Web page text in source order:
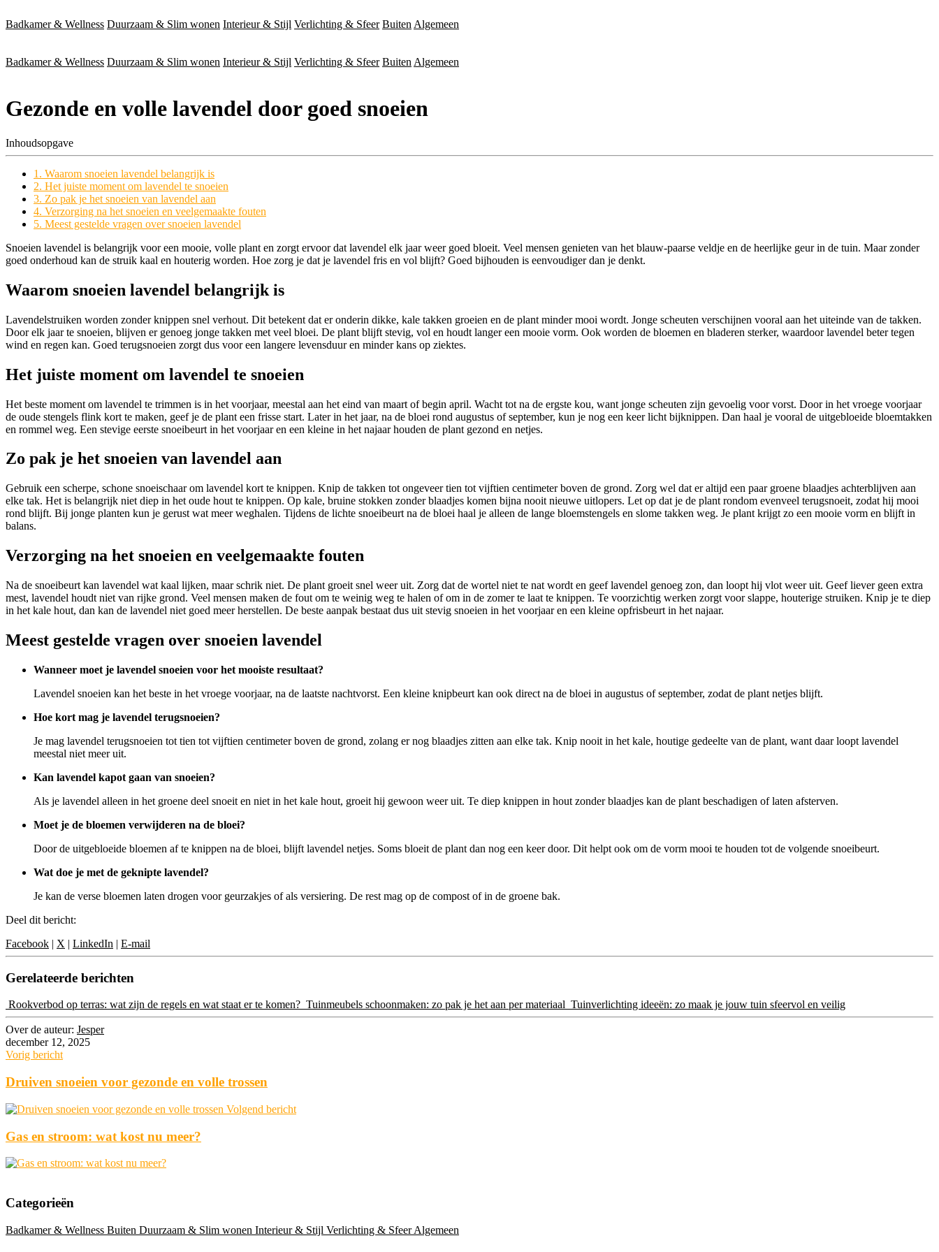
Badkamer & Wellness Duurzaam & Slim wonen Interieur & Stijl Verlichting & Sfeer Buiten Algemeen
Badkamer & Wellness Duurzaam & Slim wonen Interieur & Stijl Verlichting & Sfeer Buiten Algemeen
Gezonde en volle lavendel door goed snoeien
Inhoudsopgave
1. Waarom snoeien lavendel belangrijk is
2. Het juiste moment om lavendel te snoeien
3. Zo pak je het snoeien van lavendel aan
4. Verzorging na het snoeien en veelgemaakte fouten
5. Meest gestelde vragen over snoeien lavendel
Snoeien lavendel is belangrijk voor een mooie, volle plant en zorgt ervoor dat lavendel elk jaar weer goed bloeit. Veel mensen genieten van het blauw-paarse veldje en de heerlijke geur in de tuin. Maar zonder
goed onderhoud kan de struik kaal en houterig worden. Hoe zorg je dat je lavendel fris en vol blijft? Goed bijhouden is eenvoudiger dan je denkt.
Waarom snoeien lavendel belangrijk is
Lavendelstruiken worden zonder knippen snel verhout. Dit betekent dat er onderin dikke, kale takken groeien en de plant minder mooi wordt. Jonge scheuten verschijnen vooral aan het uiteinde van de takken.
Door elk jaar te snoeien, blijven er genoeg jonge takken met veel bloei. De plant blijft stevig, vol en houdt langer een mooie vorm. Ook worden de bloemen en bladeren sterker, waardoor lavendel beter tegen
wind en regen kan. Goed terugsnoeien zorgt dus voor een langere levensduur en minder kans op ziektes.
Het juiste moment om lavendel te snoeien
Het beste moment om lavendel te trimmen is in het voorjaar, meestal aan het eind van maart of begin april. Wacht tot na de ergste kou, want jonge scheuten zijn gevoelig voor vorst. Door in het vroege voorjaar
de oude stengels flink kort te maken, geef je de plant een frisse start. Later in het jaar, na de bloei rond augustus of september, kun je nog een keer licht bijknippen. Dan haal je vooral de uitgebloeide bloemtakken
en rommel weg. Een stevige eerste snoeibeurt in het voorjaar en een kleine in het najaar houden de plant gezond en netjes.
Zo pak je het snoeien van lavendel aan
Gebruik een scherpe, schone snoeischaar om lavendel kort te knippen. Knip de takken tot ongeveer tien tot vijftien centimeter boven de grond. Zorg wel dat er altijd een paar groene blaadjes achterblijven aan
elke tak. Het is belangrijk niet diep in het oude hout te knippen. Op kale, bruine stokken zonder blaadjes komen bijna nooit nieuwe uitlopers. Let op dat je de plant rondom evenveel terugsnoeit, zodat hij mooi
rond blijft. Bij jonge planten kun je gerust wat meer weghalen. Tijdens de lichte snoeibeurt na de bloei haal je alleen de lange bloemstengels en slome takken weg. Je plant krijgt zo een mooie vorm en blijft in
balans.
Verzorging na het snoeien en veelgemaakte fouten
Na de snoeibeurt kan lavendel wat kaal lijken, maar schrik niet. De plant groeit snel weer uit. Zorg dat de wortel niet te nat wordt en geef lavendel genoeg zon, dan loopt hij vlot weer uit. Geef liever geen extra
mest, lavendel houdt niet van rijke grond. Veel mensen maken de fout om te weinig weg te halen of om in de zomer te laat te knippen. Te voorzichtig werken zorgt voor slappe, houterige struiken. Knip je te diep
in het kale hout, dan kan de lavendel niet goed meer herstellen. De beste aanpak bestaat dus uit stevig snoeien in het voorjaar en een kleine opfrisbeurt in het najaar.
Meest gestelde vragen over snoeien lavendel
Wanneer moet je lavendel snoeien voor het mooiste resultaat?
Lavendel snoeien kan het beste in het vroege voorjaar, na de laatste nachtvorst. Een kleine knipbeurt kan ook direct na de bloei in augustus of september, zodat de plant netjes blijft.
Hoe kort mag je lavendel terugsnoeien?
Je mag lavendel terugsnoeien tot tien tot vijftien centimeter boven de grond, zolang er nog blaadjes zitten aan elke tak. Knip nooit in het kale, houtige gedeelte van de plant, want daar loopt lavendel
meestal niet meer uit.
Kan lavendel kapot gaan van snoeien?
Als je lavendel alleen in het groene deel snoeit en niet in het kale hout, groeit hij gewoon weer uit. Te diep knippen in hout zonder blaadjes kan de plant beschadigen of laten afsterven.
Moet je de bloemen verwijderen na de bloei?
Door de uitgebloeide bloemen af te knippen na de bloei, blijft lavendel netjes. Soms bloeit de plant dan nog een keer door. Dit helpt ook om de vorm mooi te houden tot de volgende snoeibeurt.
Wat doe je met de geknipte lavendel?
Je kan de verse bloemen laten drogen voor geurzakjes of als versiering. De rest mag op de compost of in de groene bak.
Deel dit bericht:
Facebook | X | LinkedIn | E-mail
Gerelateerde berichten
Rookverbod op terras: wat zijn de regels en wat staat er te komen? Tuinmeubels schoonmaken: zo pak je het aan per materiaal Tuinverlichting ideeën: zo maak je jouw tuin sfeervol en veilig
Over de auteur: Jesper
december 12, 2025
Vorig bericht
Druiven snoeien voor gezonde en volle trossen
Volgend bericht
Gas en stroom: wat kost nu meer?
Categorieën
Badkamer & Wellness Buiten Duurzaam & Slim wonen Interieur & Stijl Verlichting & SfeerAlgemeen